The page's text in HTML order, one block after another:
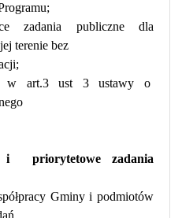
zadania publiczne dla
terenie bez
w art.3 ust 3 ustawy o
i
priorytetowe zadania
Gminy i podmiotów